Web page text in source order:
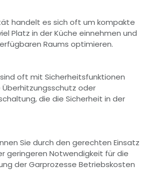
handelt es sich oft um kompakte
Platz in der Küche einnehmen und
Raums optimieren.
oft mit Sicherheitsfunktionen
oder
die die Sicherheit in der
Sie durch den gerechten Einsatz
geringeren Notwendigkeit für die
der Garprozesse Betriebskosten